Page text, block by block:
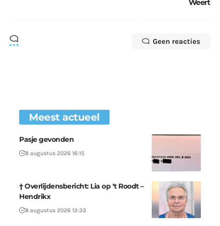
Weert
Geen reacties
Meest actueel
Pasje gevonden
8 augustus 2026 16:15
† Overlijdensbericht: Lia op ‘t Roodt –
Hendrikx
8 augustus 2026 12:33